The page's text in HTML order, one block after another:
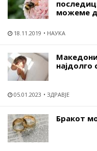
можеме
18.11.2019 НАУКА
најдолго
05.01.2023 ЗДРАВЈЕ
Бракот